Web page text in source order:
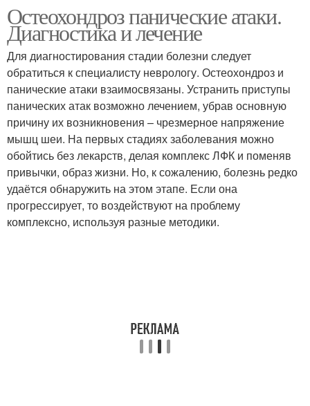
Остеохондроз панические атаки.
Диагностика и лечение
Для диагностирования стадии болезни следует
обратиться к специалисту неврологу. Остеохондроз и
панические атаки взаимосвязаны. Устранить приступы
панических атак возможно лечением, убрав основную
причину их возникновения – чрезмерное напряжение
мышц шеи. На первых стадиях заболевания можно
обойтись без лекарств, делая комплекс ЛФК и поменяв
привычки, образ жизни. Но, к сожалению, болезнь редко
удаётся обнаружить на этом этапе. Если она
прогрессирует, то воздействуют на проблему
комплексно, используя разные методики.